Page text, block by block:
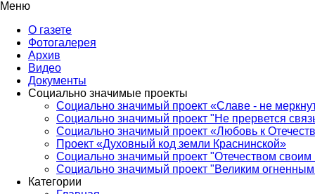
Меню
О газете
Фотогалерея
Архив
Видео
Документы
Социально значимые проекты
Социально значимый проект «Славе - не
Социально значимый проект "Не прервется
Социально значимый проект «Любовь к
Проект «Духовный код земли Краснинской»
Социально значимый проект "Отечеством своим
Социально значимый проект "Великим
Категории